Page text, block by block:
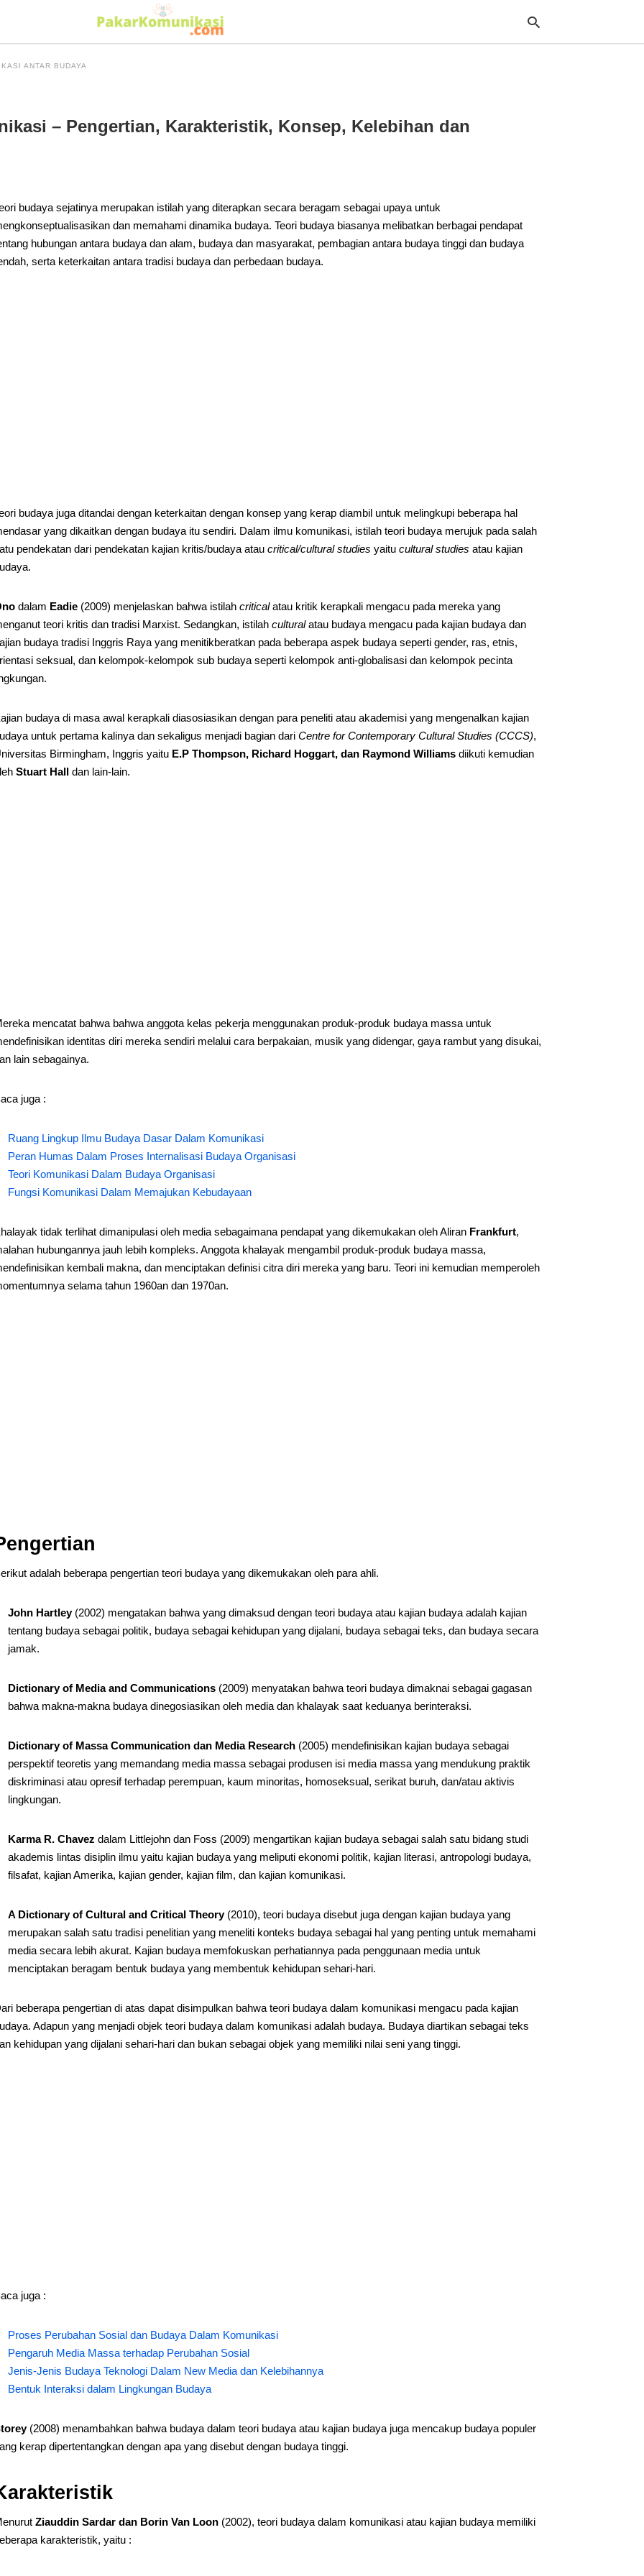
ANTAR BUDAYA
– Pengertian, Karakteristik, Konsep, Kelebihan dan
budaya sejatinya merupakan istilah yang diterapkan secara beragam sebagai upaya untuk
dan memahami dinamika budaya. Teori budaya biasanya melibatkan berbagai pendapat
hubungan antara budaya dan alam, budaya dan masyarakat, pembagian antara budaya tinggi dan budaya
serta keterkaitan antara tradisi budaya dan perbedaan budaya.
budaya juga ditandai dengan keterkaitan dengan konsep yang kerap diambil untuk melingkupi beberapa hal
yang dikaitkan dengan budaya itu sendiri. Dalam ilmu komunikasi, istilah teori budaya merujuk pada salah
pendekatan dari pendekatan kajian kritis/budaya atau critical/cultural studies yaitu cultural studies atau kajian
dalam Eadie(2009) menjelaskan bahwa istilah criticalatau kritik kerapkali mengacu pada mereka yang
teori kritis dan tradisi Marxist. Sedangkan, istilah culturalatau budaya mengacu pada kajian budaya dan
budaya tradisi Inggris Raya yang menitikberatkan pada beberapa aspek budaya seperti gender, ras, etnis,
seksual, dan kelompok-kelompok sub budaya seperti kelompok anti-globalisasi dan kelompok pecinta
budaya di masa awal kerapkali diasosiasikan dengan para peneliti atau akademisi yang mengenalkan kajian
untuk pertama kalinya dan sekaligus menjadi bagian dariCentre for Contemporary Cultural Studies (CCCS),
Birmingham, Inggris yaituE.P Thompson, Richard Hoggart, dan Raymond Williamsdiikuti kemudian
Stuart Halldan lain-lain.
mencatat bahwa bahwa anggota kelas pekerja menggunakan produk-produk budaya massa untuk
identitas diri mereka sendiri melalui cara berpakaian, musik yang didengar, gaya rambut yang disukai,
lain sebagainya.
juga :
Ruang Lingkup Ilmu Budaya Dasar Dalam Komunikasi
Peran Humas Dalam Proses Internalisasi Budaya Organisasi
Teori Komunikasi Dalam Budaya Organisasi
Fungsi Komunikasi Dalam Memajukan Kebudayaan
tidak terlihat dimanipulasi oleh media sebagaimana pendapat yang dikemukakan oleh Aliran Frankfurt,
hubungannya jauh lebih kompleks. Anggota khalayak mengambil produk-produk budaya massa,
kembali makna, dan menciptakan definisi citra diri mereka yang baru. Teori ini kemudian memperoleh
selama tahun 1960an dan 1970an.
adalah beberapa pengertian teori budaya yang dikemukakan oleh para ahli.
John Hartley(2002) mengatakan bahwa yang dimaksud dengan teori budaya atau kajian budaya adalah kajian
tentang budaya sebagai politik, budaya sebagai kehidupan yang dijalani, budaya sebagai teks, dan budaya secara
jamak.
Dictionary of Media and Communications(2009) menyatakan bahwa teori budaya dimaknai sebagai gagasan
bahwa makna-makna budaya dinegosiasikan oleh media dan khalayak saat keduanya berinteraksi.
Dictionary of Massa Communication dan Media Research(2005) mendefinisikan kajian budaya sebagai
perspektif teoretis yang memandang media massa sebagai produsen isi media massa yang mendukung praktik
diskriminasi atau opresif terhadap perempuan, kaum minoritas, homoseksual, serikat buruh, dan/atau aktivis
lingkungan.
Karma R. Chavez dalam Littlejohn dan Foss (2009) mengartikan kajian budaya sebagai salah satu bidang studi
akademis lintas disiplin ilmu yaitu kajian budaya yang meliputi ekonomi politik, kajian literasi, antropologi budaya,
filsafat, kajian Amerika, kajian gender, kajian film, dan kajian komunikasi.
A Dictionary of Cultural and Critical Theory(2010), teori budaya disebut juga dengan kajian budaya yang
merupakan salah satu tradisi penelitian yang meneliti konteks budaya sebagai hal yang penting untuk memahami
media secara lebih akurat. Kajian budaya memfokuskan perhatiannya pada penggunaan media untuk
menciptakan beragam bentuk budaya yang membentuk kehidupan sehari-hari.
beberapa pengertian di atas dapat disimpulkan bahwa teori budaya dalam komunikasi mengacu pada kajian
Adapun yang menjadi objek teori budaya dalam komunikasi adalah budaya. Budaya diartikan sebagai teks
kehidupan yang dijalani sehari-hari dan bukan sebagai objek yang memiliki nilai seni yang tinggi.
juga :
Proses Perubahan Sosial dan Budaya Dalam Komunikasi
Pengaruh Media Massa terhadap Perubahan Sosial
Jenis-Jenis Budaya Teknologi Dalam New Media dan Kelebihannya
Bentuk Interaksi dalam Lingkungan Budaya
(2008) menambahkan bahwa budaya dalam teori budaya atau kajian budaya juga mencakup budaya populer
kerap dipertentangkan dengan apa yang disebut dengan budaya tinggi.
Ziauddin Sardar dan Borin Van Loon(2002), teori budaya dalam komunikasi atau kajian budaya memiliki
karakteristik, yaitu :